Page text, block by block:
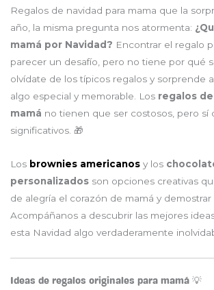
Regalos de navidad para mama que la
año, la misma pregunta nos atormenta:
mamá por Navidad? Encontrar el regalo
parecer un desafío, pero no tiene por qué
olvídate de los típicos regalos y sorprende
algo especial y memorable. Los regalos
mamá no tienen que ser costosos, pero sí
significativos. 🎁
Los brownies americanos y los
personalizados son opciones creativas
de alegría el corazón de mamá y demostrar
Acompáñanos a descubrir las mejores
esta Navidad algo verdaderamente
Ideas de regalos originales para mamá 💡